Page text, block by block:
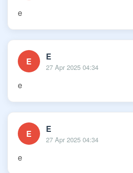
e
E E
27 Apr 2025 04:34
e
E E
27 Apr 2025 04:34
e